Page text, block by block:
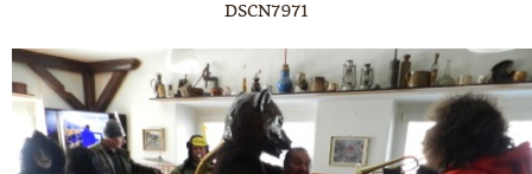
DSCN7971